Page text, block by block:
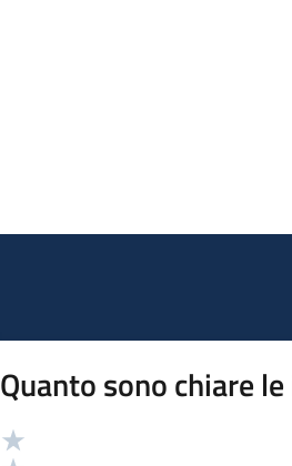
Quanto sono chiare
Valutazione